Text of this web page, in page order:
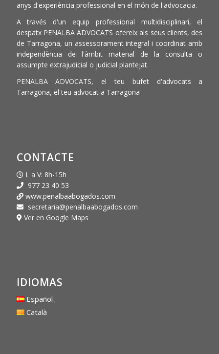
anys d'experiència professional en el món de l'advocacia.
A través d'un equip professional multidisciplinari, el
despatx PENALBA ADVOCATS ofereix als seus clients, des
de Tarragona, un assessorament integral i coordinat amb
independència de l'àmbit material de la consulta o
assumpte extrajudicial o judicial plantejat.
PENALBA ADVOCATS, el teu bufet d'advocats a
Tarragona, el teu advocat a Tarragona
CONTACTE
L a V: 8h-15h
977 23 40 53
www.penalbaabogados.com
secretaria@penalbaabogados.com
Ver en Google Maps
IDIOMAS
Español
Català